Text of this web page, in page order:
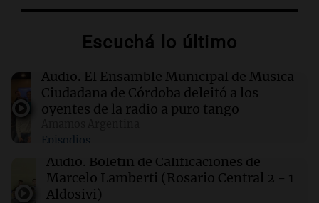
escuelas y actividades turísticas en varias
00:32 Clima
Clima en Salta: cómo estará el tiempo este
sábado 8 de agosto
00:27 Clima
Clima en Tucumán: cómo estará el tiempo
este sábado 8 de agosto
Escuchá lo último
Audio. El Ensamble Municipal de Música
Ciudadana de Córdoba deleitó a los
oyentes de la radio a puro tango
Episodios
Audio. Boletín de Calificaciones de
Marcelo Lamberti (Rosario Central 2 - 1
Aldosivi)